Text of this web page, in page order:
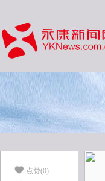
点赞(0)